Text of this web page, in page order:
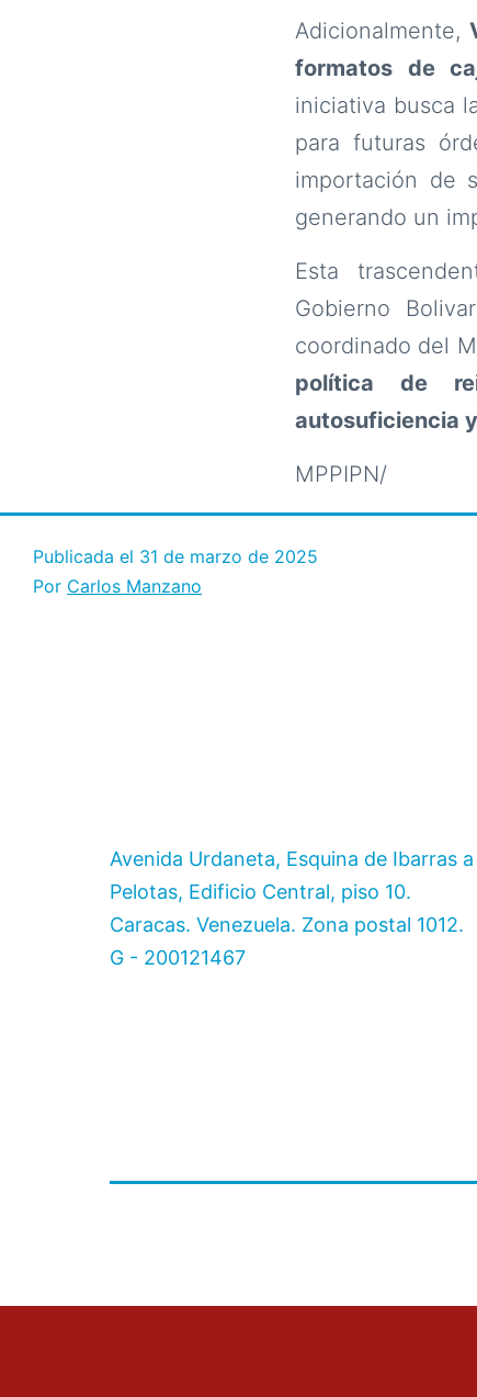
Adicionalmente,
formatos de
iniciativa busca
para futuras
importación de
generando un
Esta
Gobierno
coordinado del
política de
autosuficiencia
MPPIPN/
Publicada el 31 de marzo de 2025
Por Carlos Manzano
Avenida Urdaneta, Esquina de Ibarras a
Pelotas, Edificio Central, piso 10.
Caracas. Venezuela. Zona postal 1012.
G - 200121467